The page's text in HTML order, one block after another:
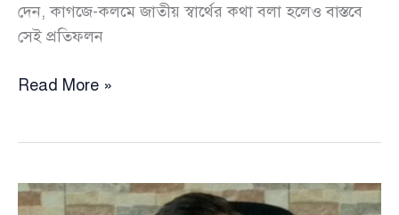
দেন, কাগজে-কলমে জাতীয় স্বার্থের কথা বলা হলেও বাস্তবে
সেই প্রতিফলন
নিজেদের
হাতছাড়া
—
Read More »